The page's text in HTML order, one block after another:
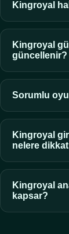
Kingroyal
Kingroyal
güncellenir?
Sorumlu
Kingroyal
nelere
Kingroyal
kapsar?